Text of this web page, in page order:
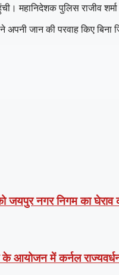
महानिदेशक पुलिस राजीव
अपनी जान की परवाह किए
जयपुर नगर निगम का घेराव
आयोजन में कर्नल